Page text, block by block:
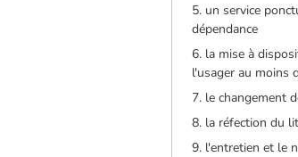
5. un service
dépendance
6. la mise à
l'usager au moins
7. le changement
8. la réfection du
9. l'entretien et le